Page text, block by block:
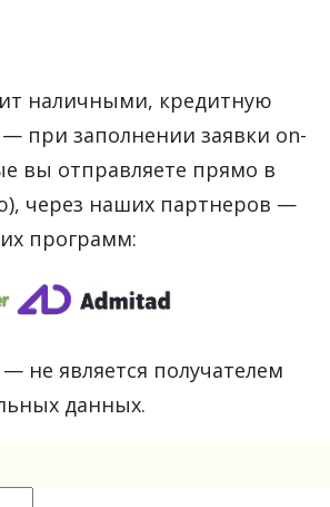
наличными, кредитную
при заполнении заявки on-
вы отправляете прямо в
через наших партнеров —
программ:
— не является получателем
данных.